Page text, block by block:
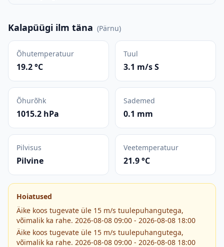
Kalapüügi ilm täna (Pärnu)
Õhutemperatuur
19.2 °C
Tuul
3.1 m/s S
Õhurõhk
1015.2 hPa
Sademed
0.1 mm
Pilvisus
Pilvine
Veetemperatuur
21.9 °C
Hoiatused
Äike koos tugevate üle 15 m/s tuulepuhangutega,
võimalik ka rahe. 2026-08-08 09:00 - 2026-08-08 18:00
Äike koos tugevate üle 15 m/s tuulepuhangutega,
võimalik ka rahe. 2026-08-08 09:00 - 2026-08-08 18:00